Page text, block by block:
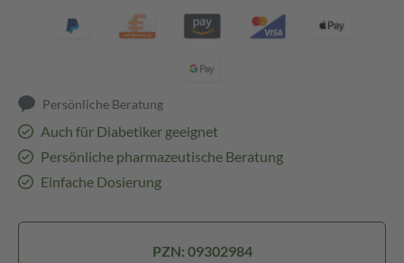
Persönliche Beratung
Auch für Diabetiker geeignet
Persönliche pharmazeutische Beratung
Einfache Dosierung
PZN: 09302984